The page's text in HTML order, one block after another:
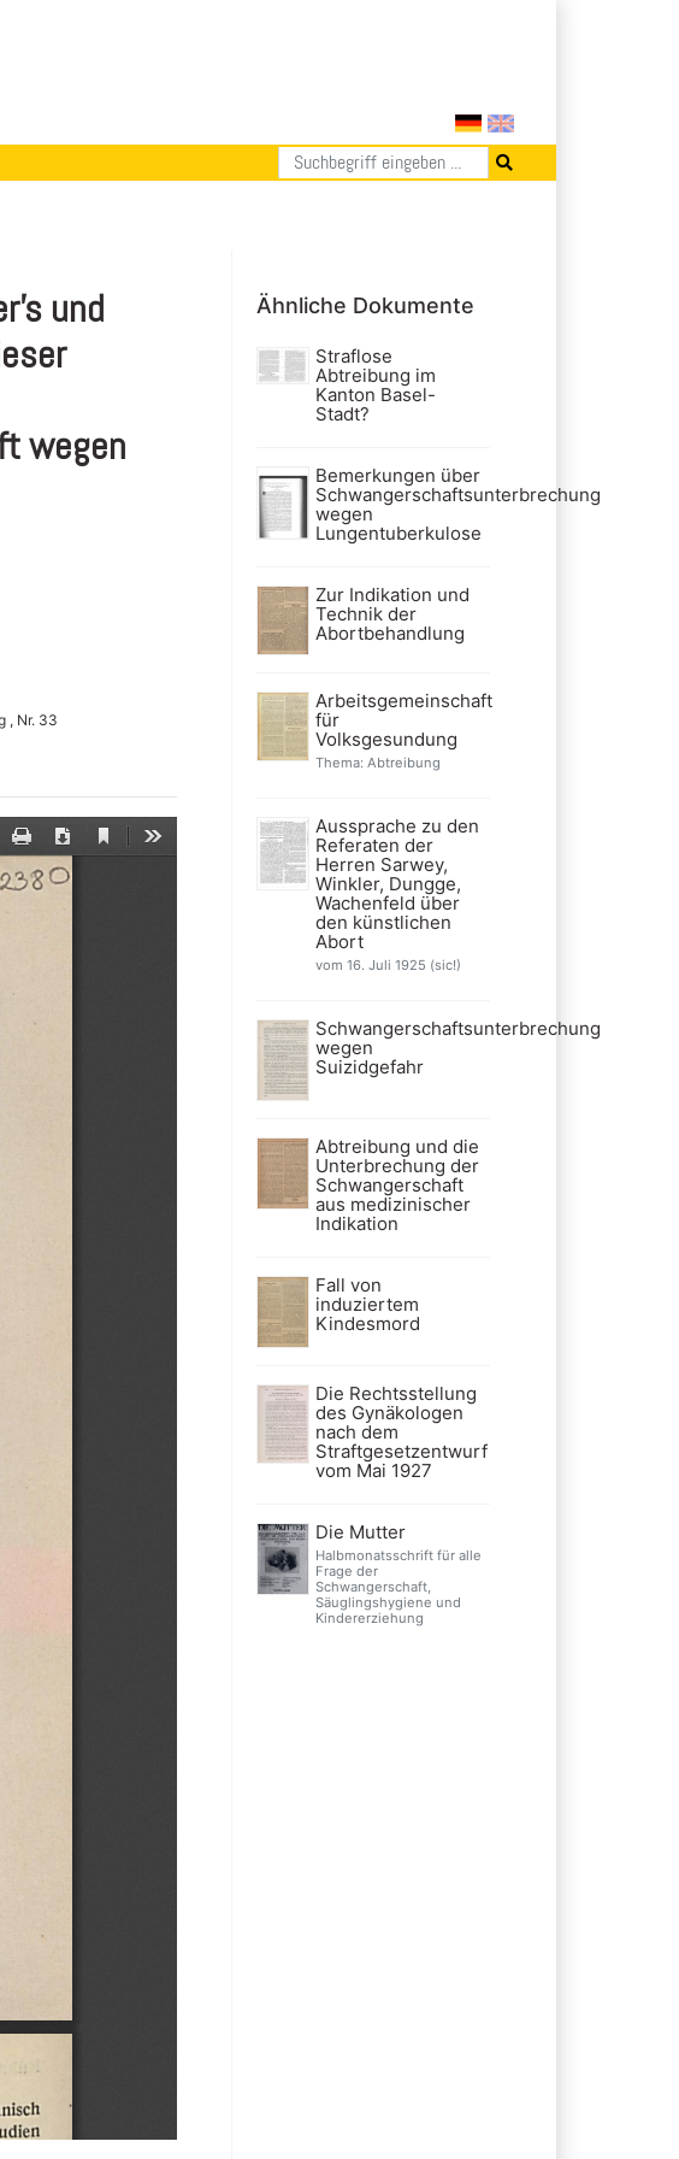
und
wegen
, Nr. 33
Ähnliche Dokumente
Straflose
Abtreibung im
Kanton Basel-
Stadt?
Bemerkungen über
Schwangerschaftsunterbrechung
wegen
Lungentuberkulose
Zur Indikation und
Technik der
Abortbehandlung
Arbeitsgemeinschaft
für
Volksgesundung
Thema: Abtreibung
Aussprache zu den
Referaten der
Herren Sarwey,
Winkler, Dungge,
Wachenfeld über
den künstlichen
Abort
vom 16. Juli 1925 (sic!)
Schwangerschaftsunterbrechung
wegen
Suizidgefahr
Abtreibung und die
Unterbrechung der
Schwangerschaft
aus medizinischer
Indikation
Fall von
induziertem
Kindesmord
Die Rechtsstellung
des Gynäkologen
nach dem
Straftgesetzentwurf
vom Mai 1927
Die Mutter
Halbmonatsschrift für alle
Frage der
Schwangerschaft,
Säuglingshygiene und
Kindererziehung